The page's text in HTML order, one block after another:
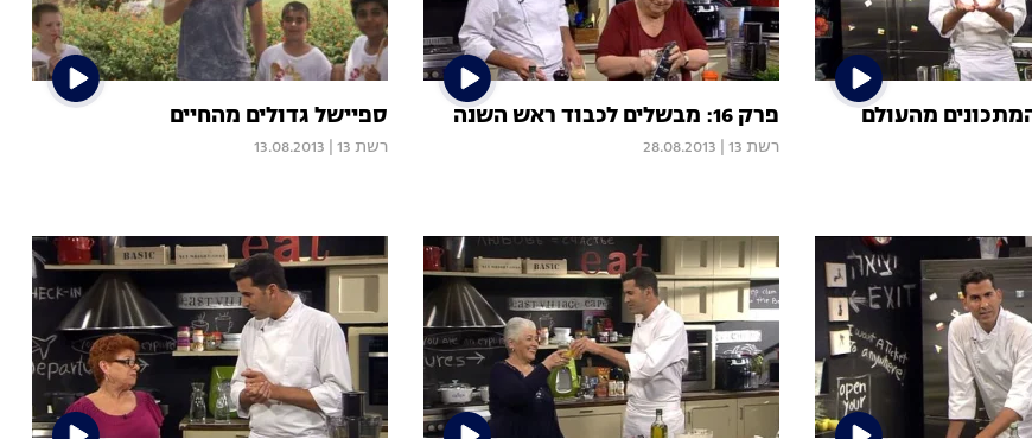
פרק 16: מבשלים לכבוד ראש השנה
רשת 13 28.08.2013
ספיישל גדולים מהחיים
רשת 13 13.08.2013